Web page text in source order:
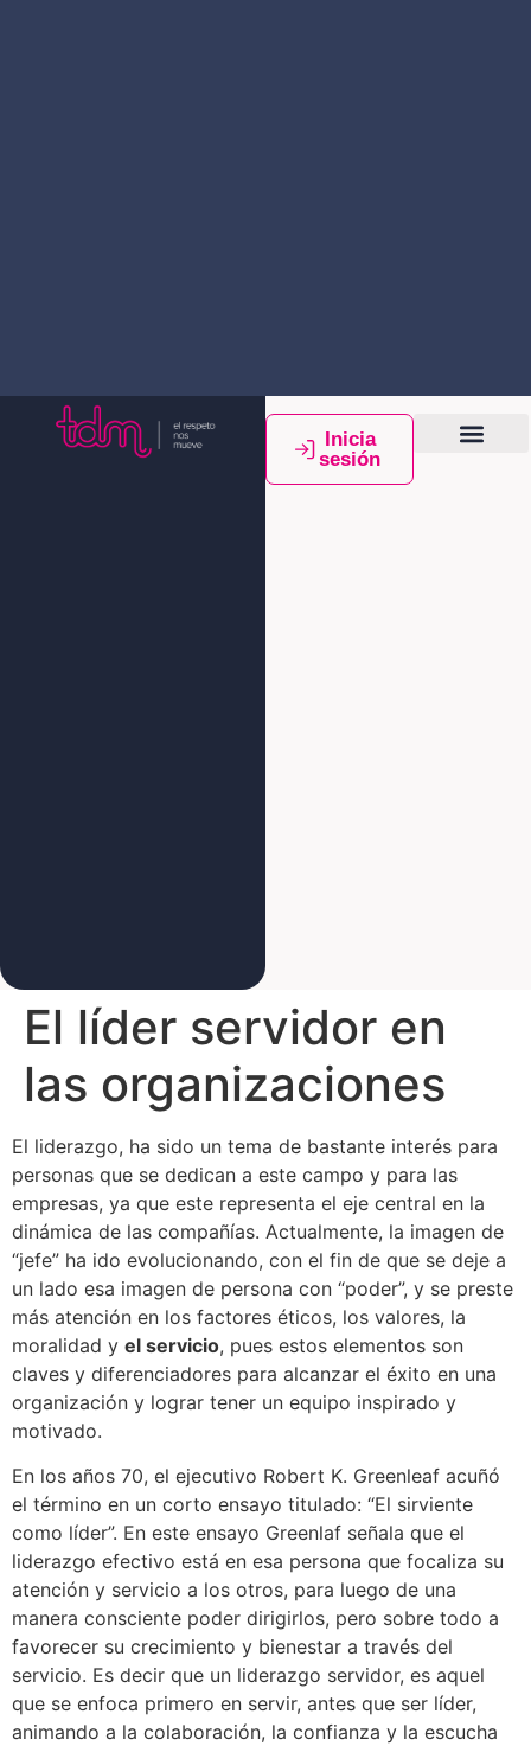
Inicia
sesión
El líder servidor en
las organizaciones
El liderazgo, ha sido un tema de bastante interés para
personas que se dedican a este campo y para las
empresas, ya que este representa el eje central en la
dinámica de las compañías. Actualmente, la imagen de
“jefe” ha ido evolucionando, con el fin de que se deje a
un lado esa imagen de persona con “poder”, y se preste
más atención en los factores éticos, los valores, la
moralidad y el servicio, pues estos elementos son
claves y diferenciadores para alcanzar el éxito en una
organización y lograr tener un equipo inspirado y
motivado.
En los años 70, el ejecutivo Robert K. Greenleaf acuñó
el término en un corto ensayo titulado: “El sirviente
como líder”. En este ensayo Greenlaf señala que el
liderazgo efectivo está en esa persona que focaliza su
atención y servicio a los otros, para luego de una
manera consciente poder dirigirlos, pero sobre todo a
favorecer su crecimiento y bienestar a través del
servicio. Es decir que un liderazgo servidor, es aquel
que se enfoca primero en servir, antes que ser líder,
animando a la colaboración, la confianza y la escucha